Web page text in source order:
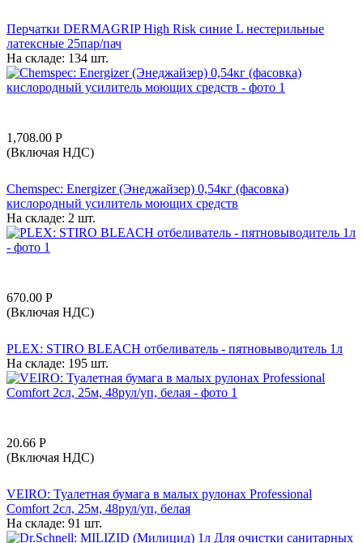
Перчатки DERMAGRIP High Risk синие L нестерильные
латексные 25пар/пач
На складе: 134 шт.
1,708.00 Р
(Включая НДС)
Chemspec: Energizer (Энеджайзер) 0,54кг (фасовка)
кислородный усилитель моющих средств
На складе: 2 шт.
670.00 Р
(Включая НДС)
PLEX: STIRO BLEACH отбеливатель - пятновыводитель 1л
На складе: 195 шт.
20.66 Р
(Включая НДС)
VEIRO: Туалетная бумага в малых рулонах Professional
Comfort 2сл, 25м, 48рул/уп, белая
На складе: 91 шт.